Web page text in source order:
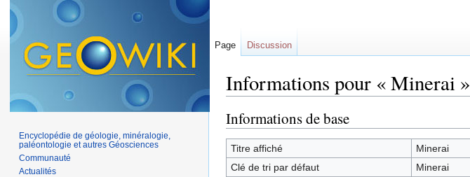
Informations pour « Minerai »
Informations de base
Titre affiché
Minerai
Clé de tri par défaut
Minerai
Page Discussion
Encyclopédie de géologie, minéralogie,
paléontologie et autres Géosciences
Communauté
Actualités